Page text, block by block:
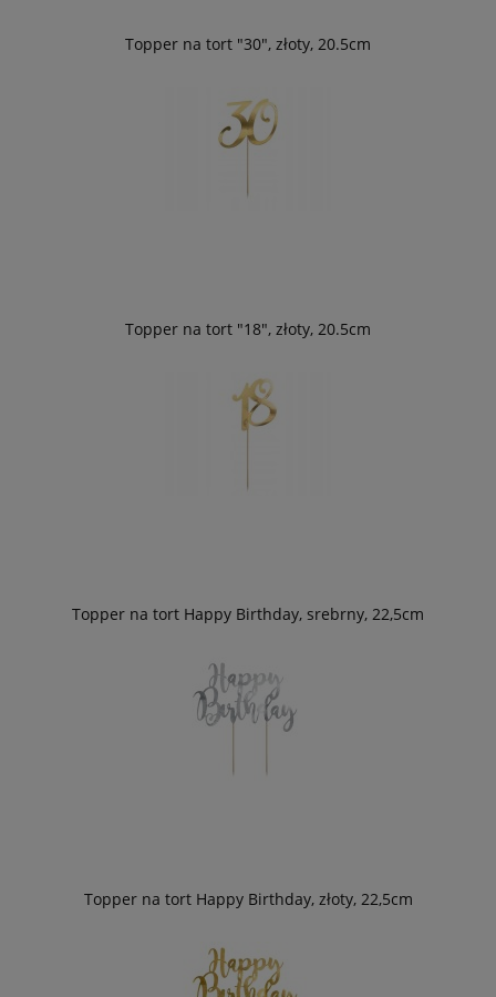
Topper na tort "30", złoty, 20.5cm
Topper na tort "18", złoty, 20.5cm
Topper na tort Happy Birthday, srebrny, 22,5cm
Topper na tort Happy Birthday, złoty, 22,5cm